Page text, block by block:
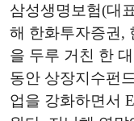
삼성생명보험(대
해 한화투자증권,
을 두루 거친 한
동안 상장지수펀
업을 강화하면서